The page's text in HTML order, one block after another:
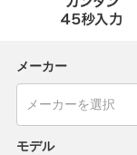
メーカー
モデル